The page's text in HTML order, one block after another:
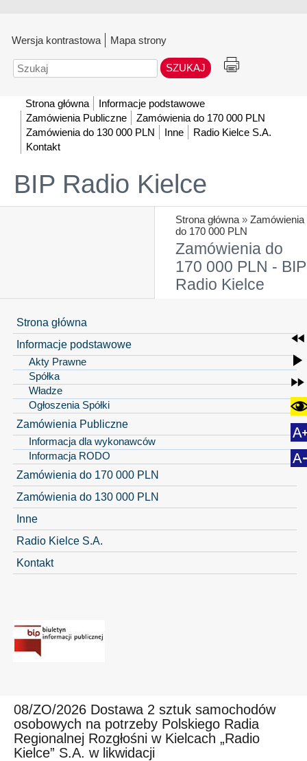
Wersja kontrastowa Mapa strony
Szukaj
Strona główna
Informacje podstawowe
Zamówienia Publiczne
Zamówienia do 170 000 PLN
Zamówienia do 130 000 PLN
Inne
Radio Kielce S.A.
Kontakt
BIP Radio Kielce
Strona główna » Zamówienia
do 170 000 PLN
Zamówienia do
170 000 PLN - BIP
Radio Kielce
Strona główna
Informacje podstawowe
Akty Prawne
Spółka
Władze
Ogłoszenia Spółki
Zamówienia Publiczne
Informacja dla wykonawców
Informacja RODO
Zamówienia do 170 000 PLN
Zamówienia do 130 000 PLN
Inne
Radio Kielce S.A.
Kontakt
08/ZO/2026 Dostawa 2 sztuk samochodów
osobowych na potrzeby Polskiego Radia
Regionalnej Rozgłośni w Kielcach „Radio
Kielce” S.A. w likwidacji